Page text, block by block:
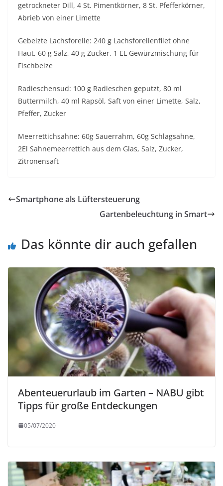
getrockneter Dill, 4 St. Pimentkörner, 8 St. Pfefferkörner,
Abrieb von einer Limette
Gebeizte Lachsforelle: 240 g Lachsforellenfilet ohne
Haut, 60 g Salz, 40 g Zucker, 1 EL Gewürzmischung für
Fischbeize
Radieschensud: 100 g Radieschen geputzt, 80 ml
Buttermilch, 40 ml Rapsöl, Saft von einer Limette, Salz,
Pfeffer, Zucker
Meerrettichsahne: 60g Sauerrahm, 60g Schlagsahne,
2El Sahnemeerrettich aus dem Glas, Salz, Zucker,
Zitronensaft
Smartphone als Lüftersteuerung
Gartenbeleuchtung in Smart
Das könnte dir auch gefallen
Abenteuerurlaub im Garten – NABU gibt
Tipps für große Entdeckungen
05/07/2020